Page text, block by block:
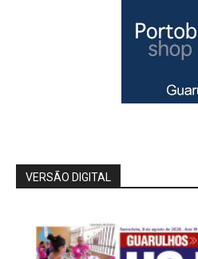
VERSÃO DIGITAL